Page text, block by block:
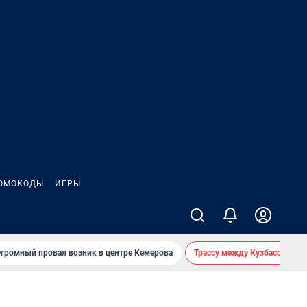
ИГРЫ
провал возник в центре Кемерова Трассу между Кузбассом и